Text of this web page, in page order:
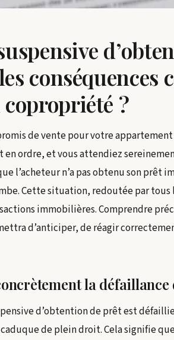
conséquences
?
de vente pour votre
ordre, et vous attendiez
l’acheteur n’a pas obtenu son
Cette situation, redoutée par tous
immobilières. Comprendre
d’anticiper, de réagir
la
d’obtention de prêt est
de plein droit. Cela signifie